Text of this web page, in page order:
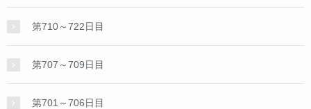
第710～722日目
第707～709日目
第701～706日目